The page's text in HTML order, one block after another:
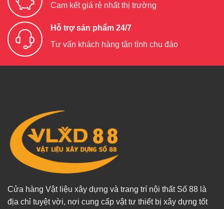
Cam kết giá rẻ nhất thị trường
Hỗ trợ sản phẩm 24/7
Tư vấn khách hàng tận tình chu đáo
Cửa hàng Vật liệu xây dựng và trang trí nội thất Số 88 là
địa chỉ tuyệt vời, nơi cung cấp vật tư thiết bị xây dựng tốt